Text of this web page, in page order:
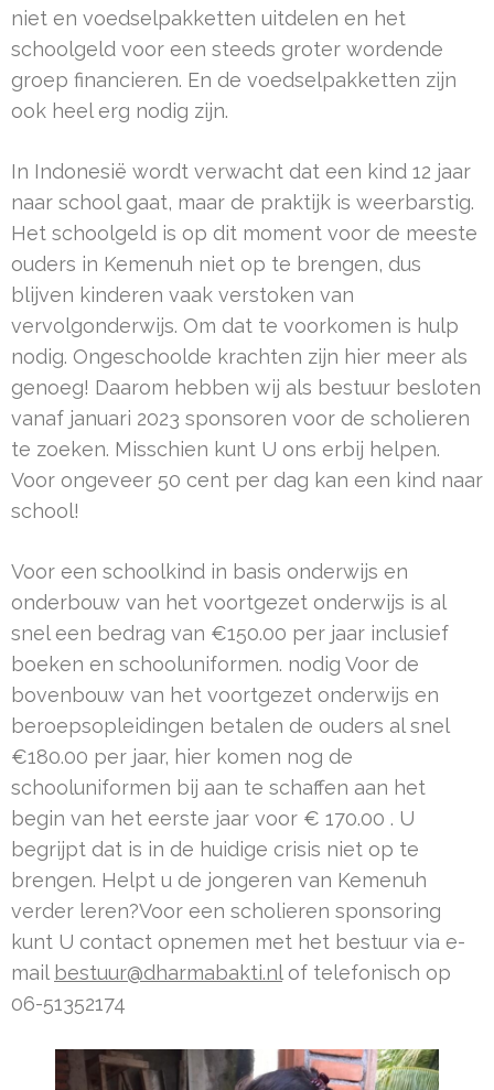
niet en voedselpakketten uitdelen en het
schoolgeld voor een steeds groter wordende
groep financieren. En de voedselpakketten zijn
ook heel erg nodig zijn.
In Indonesië wordt verwacht dat een kind 12 jaar
naar school gaat, maar de praktijk is weerbarstig.
Het schoolgeld is op dit moment voor de meeste
ouders in Kemenuh niet op te brengen, dus
blijven kinderen vaak verstoken van
vervolgonderwijs. Om dat te voorkomen is hulp
nodig. Ongeschoolde krachten zijn hier meer als
genoeg! Daarom hebben wij als bestuur besloten
vanaf januari 2023 sponsoren voor de scholieren
te zoeken. Misschien kunt U ons erbij helpen.
Voor ongeveer 50 cent per dag kan een kind naar
school!
Voor een schoolkind in basis onderwijs en
onderbouw van het voortgezet onderwijs is al
snel een bedrag van €150.00 per jaar inclusief
boeken en schooluniformen. nodig Voor de
bovenbouw van het voortgezet onderwijs en
beroepsopleidingen betalen de ouders al snel
€180.00 per jaar, hier komen nog de
schooluniformen bij aan te schaffen aan het
begin van het eerste jaar voor € 170.00 . U
begrijpt dat is in de huidige crisis niet op te
brengen. Helpt u de jongeren van Kemenuh
verder leren?Voor een scholieren sponsoring
kunt U contact opnemen met het bestuur via e-
mail bestuur@dharmabakti.nlof telefonisch op
06-51352174